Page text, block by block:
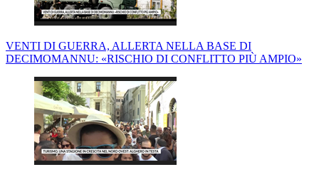
VENTI DI GUERRA, ALLERTA NELLA BASE DI
DECIMOMANNU: «RISCHIO DI CONFLITTO PIÙ AMPIO»